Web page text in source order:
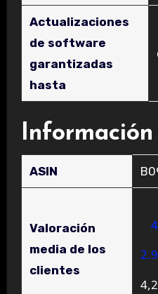
Actualizaciones
de software
garantizadas
hasta
ASIN
Valoración
media de los
clientes